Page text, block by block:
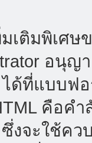
เติมพิเศ
อนุ
ด้ที่แบบฟ
คือคำ
งจะใช้ค